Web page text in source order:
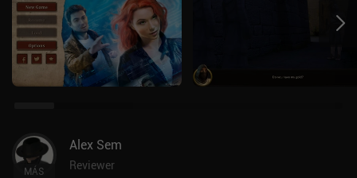
MÁS
Alex Sem
Reviewer